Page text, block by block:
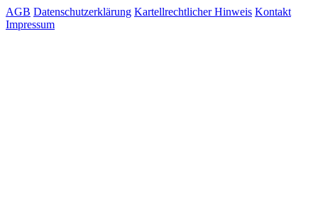
AGB Datenschutzerklärung Kartellrechtlicher Hinweis Kontakt
Impressum